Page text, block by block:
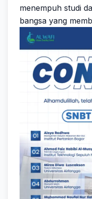
menempuh studi
bangsa yang